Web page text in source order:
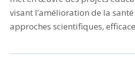
visant l’amélioration de la
approches scientifiques,